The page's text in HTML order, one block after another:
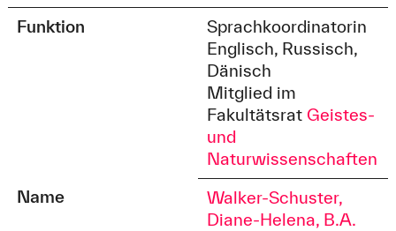
Funktion
Sprachkoordinatorin
Englisch, Russisch,
Dänisch
Mitglied im
Fakultätsrat Geistes-
und
Naturwissenschaften
Name
Walker-Schuster,
Diane-Helena, B.A.